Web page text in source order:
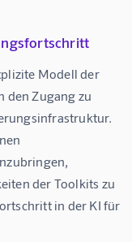
Modell der
den Zugang zu
der Toolkits zu
in der KI für